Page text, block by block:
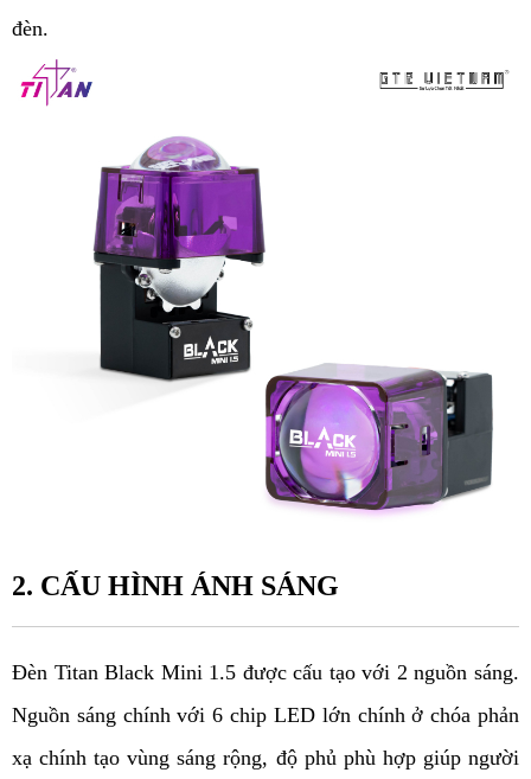
đèn.
2. CẤU HÌNH ÁNH SÁNG
Đèn Titan Black Mini 1.5 được cấu tạo với 2 nguồn sáng.
Nguồn sáng chính với 6 chip LED lớn chính ở chóa phản
xạ chính tạo vùng sáng rộng, độ phủ phù hợp giúp người